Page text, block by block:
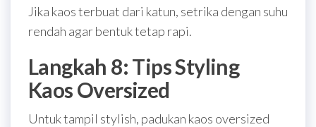
Jika kaos terbuat dari katun, setrika dengan suhu
rendah agar bentuk tetap rapi.
Langkah 8: Tips Styling
Kaos Oversized
Untuk tampil stylish, padukan kaos oversized